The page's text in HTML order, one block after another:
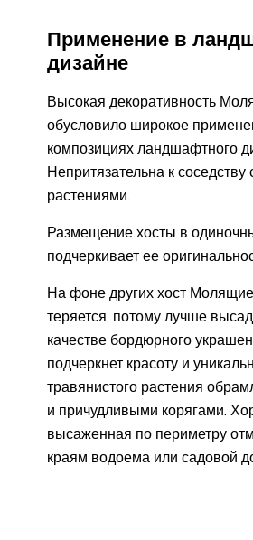
Применение в
дизайне
Высокая декоративность
обусловило широкое
композициях ландшафтного
Непритязательна к соседству
растениями.
Размещение хосты в
подчеркивает ее
На фоне других хост
теряется, потому лучше
качестве бордюрного
подчеркнет красоту и
травянистого растения
и причудливыми корягами.
высаженная по периметру
краям водоема или садовой